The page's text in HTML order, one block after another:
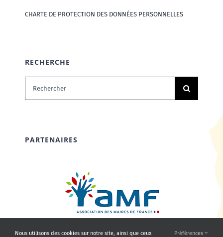
CHARTE DE PROTECTION DES DONNÉES PERSONNELLES
RECHERCHE
Rechercher:
PARTENAIRES
Nous utilisons des cookies sur notre site, ainsi que ceux Préférences